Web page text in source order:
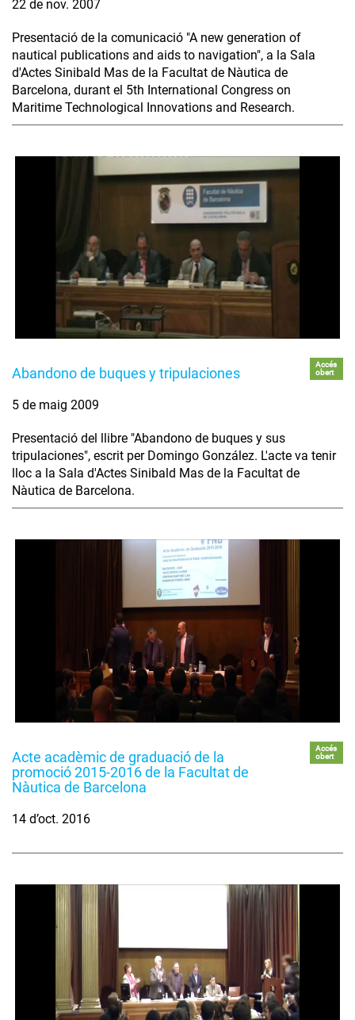
22 de nov. 2007
Presentació de la comunicació "A new generation of
nautical publications and aids to navigation", a la Sala
d'Actes Sinibald Mas de la Facultat de Nàutica de
Barcelona, durant el 5th International Congress on
Maritime Technological Innovations and Research.
Abandono de buques y tripulaciones
Accés
obert
5 de maig 2009
Presentació del llibre "Abandono de buques y sus
tripulaciones", escrit per Domingo González. L'acte va tenir
lloc a la Sala d'Actes Sinibald Mas de la Facultat de
Nàutica de Barcelona.
Acte acadèmic de graduació de la
promoció 2015-2016 de la Facultat de
Nàutica de Barcelona
Accés
obert
14 d’oct. 2016